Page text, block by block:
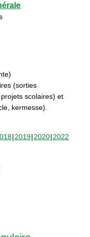
(sorties
scolaires) et
kermesse).
2019 2020 2022